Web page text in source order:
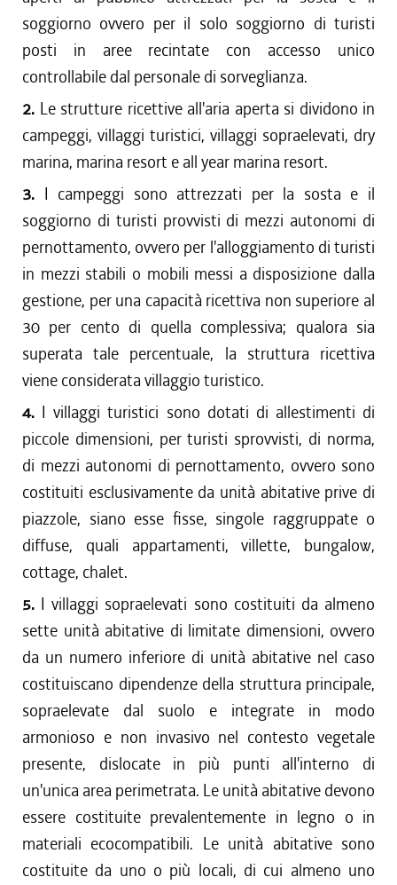
soggiorno ovvero per il solo soggiorno di turisti
posti in aree recintate con accesso unico
controllabile dal personale di sorveglianza.
2. Le strutture ricettive all'aria aperta si dividono in
campeggi, villaggi turistici, villaggi sopraelevati, dry
marina, marina resort e all year marina resort.
3. I campeggi sono attrezzati per la sosta e il
soggiorno di turisti provvisti di mezzi autonomi di
pernottamento, ovvero per l'alloggiamento di turisti
in mezzi stabili o mobili messi a disposizione dalla
gestione, per una capacità ricettiva non superiore al
30 per cento di quella complessiva; qualora sia
superata tale percentuale, la struttura ricettiva
viene considerata villaggio turistico.
4. I villaggi turistici sono dotati di allestimenti di
piccole dimensioni, per turisti sprovvisti, di norma,
di mezzi autonomi di pernottamento, ovvero sono
costituiti esclusivamente da unità abitative prive di
piazzole, siano esse fisse, singole raggruppate o
diffuse, quali appartamenti, villette, bungalow,
cottage, chalet.
5. I villaggi sopraelevati sono costituiti da almeno
sette unità abitative di limitate dimensioni, ovvero
da un numero inferiore di unità abitative nel caso
costituiscano dipendenze della struttura principale,
sopraelevate dal suolo e integrate in modo
armonioso e non invasivo nel contesto vegetale
presente, dislocate in più punti all'interno di
un'unica area perimetrata. Le unità abitative devono
essere costituite prevalentemente in legno o in
materiali ecocompatibili. Le unità abitative sono
costituite da uno o più locali, di cui almeno uno